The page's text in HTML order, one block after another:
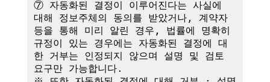
⑦ 자동화된 결정이 이루어진다는 사실에
대해 정보주체의 동의를 받았거나, 계약자
등을 통해 미리 알린 경우, 법률에 명확히
규정이 있는 경우에는 자동화된 결정에 대
한 거부는 인정되지 않으며 설명 및 검토
요구만 가능합니다.